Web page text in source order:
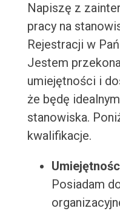
Napiszę z
pracy na
Rejestracji w
Jestem
umiejętności i
że będę
stanowiska.
kwalifikacje.
Posiadam